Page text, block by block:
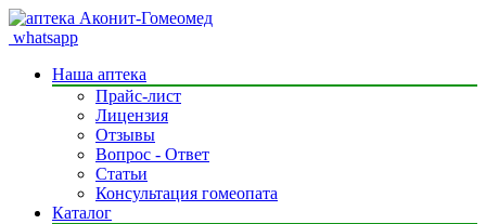
whatsapp
Наша аптека
Прайс-лист
Лицензия
Отзывы
Вопрос - Ответ
Статьи
Консультация гомеопата
Каталог